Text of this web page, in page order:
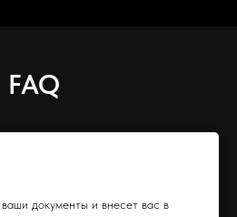
FAQ
документы и внесет вас в